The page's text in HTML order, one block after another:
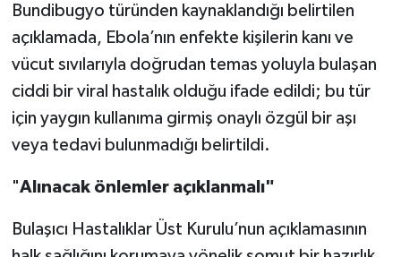
Bundibugyo türünden kaynaklandığı belirtilen
açıklamada, Ebola’nın enfekte kişilerin kanı ve
vücut sıvılarıyla doğrudan temas yoluyla bulaşan
ciddi bir viral hastalık olduğu ifade edildi; bu tür
için yaygın kullanıma girmiş onaylı özgül bir aşı
veya tedavi bulunmadığı belirtildi.
"Alınacak önlemler açıklanmalı"
Bulaşıcı Hastalıklar Üst Kurulu’nun açıklamasının